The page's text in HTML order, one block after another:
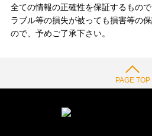
全ての情報の正確性を保証するもの
ラブル等の損失が被っても損害等の
ので、予めご了承下さい。
PAGE TOP